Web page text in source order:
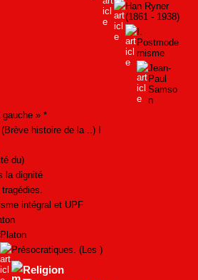
Han Ryner
(1861 - 1938)
I.
Postmode
rnisme
Jean-
Paul
Samso
n
gauche » *
histoire de la ..) I
du)
la dignité
intégral et UPF
Platon
Présocratiques. (Les )
Religion